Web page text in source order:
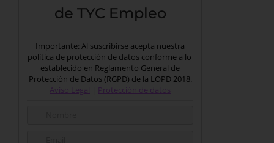
de TYC Empleo
Importante: Al suscribirse acepta nuestra
política de protección de datos conforme a lo
establecido en Reglamento General de
Protección de Datos (RGPD) de la LOPD 2018.
Aviso Legal | Protección de datos